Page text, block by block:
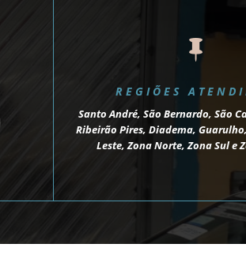

REGIÕES
Santo André, São Bernardo, São
Ribeirão Pires, Diadema,
Leste, Zona Norte, Zona Sul e